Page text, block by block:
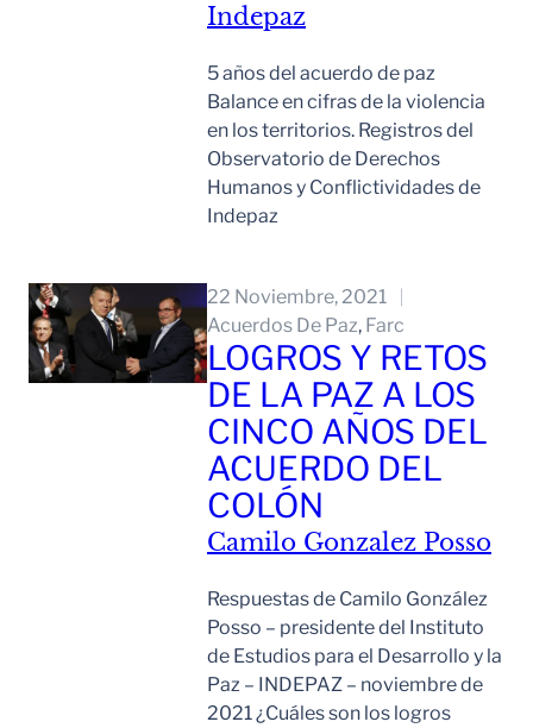
Indepaz
5 años del acuerdo de paz
Balance en cifras de la violencia
en los territorios. Registros del
Observatorio de Derechos
Humanos y Conflictividades de
Indepaz
22 Noviembre, 2021
Acuerdos De Paz, Farc
LOGROS Y RETOS
DE LA PAZ A LOS
CINCO AÑOS DEL
ACUERDO DEL
COLÓN
Camilo Gonzalez Posso
Respuestas de Camilo González
Posso – presidente del Instituto
de Estudios para el Desarrollo y la
Paz – INDEPAZ – noviembre de
2021 ¿Cuáles son los logros